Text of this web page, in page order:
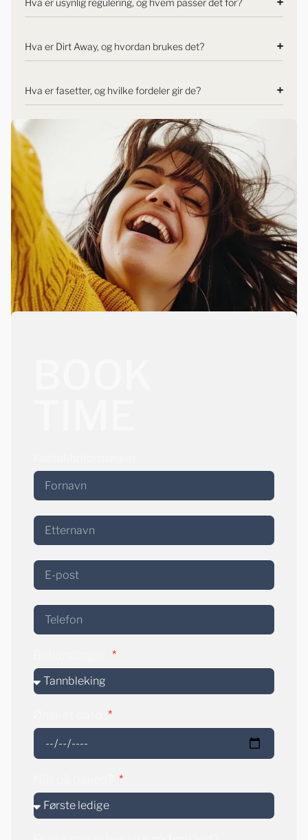
Hva er Dirt Away, og hvordan brukes det?
Hva er fasetter, og hvilke fordeler gir de?